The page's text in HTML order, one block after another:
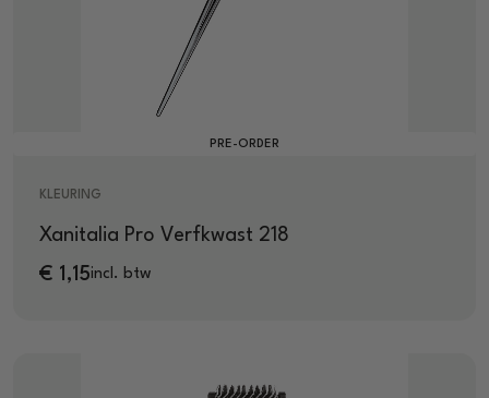
PRE-ORDER
KLEURING
Xanitalia Pro Verfkwast 218
€ 1,15incl. btw